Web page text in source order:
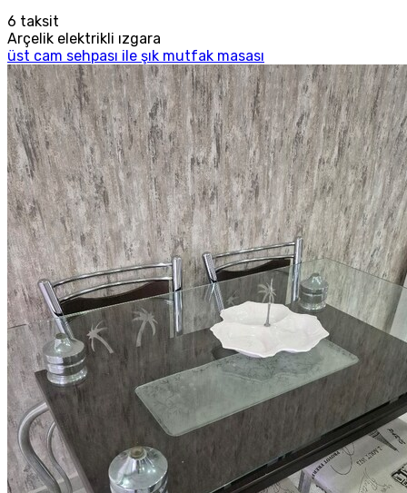
6 taksit
Arçelik elektrikli ızgara
üst cam sehpası ile şık mutfak masası